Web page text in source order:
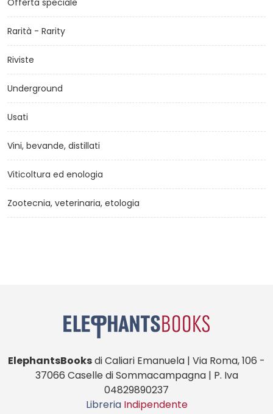
Offerta speciale
Rarità - Rarity
Riviste
Underground
Usati
Vini, bevande, distillati
Viticoltura ed enologia
Zootecnia, veterinaria, etologia
ElephantsBooksdi Caliari Emanuela | Via Roma, 106 -
37066 Caselle di Sommacampagna | P. Iva
04829890237
Libreria Indipendente